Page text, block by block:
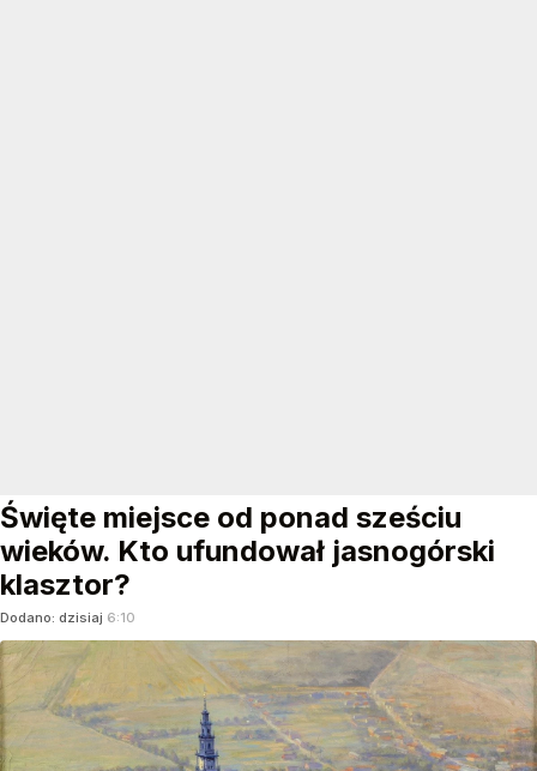
Święte miejsce od ponad sześciu
wieków. Kto ufundował jasnogórski
klasztor?
Dodano: dzisiaj 6:10